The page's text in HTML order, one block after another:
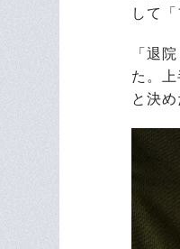
して
「退
た。
と決め